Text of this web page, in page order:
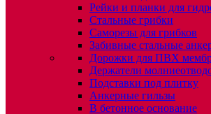
Рейки и планки для
Стальные грибки
Саморезы для грибков
Забивные стальные
Дорожки для ПВХ
Держатели
Подставки под плитку
Анкерные гильзы
В бетонное основание